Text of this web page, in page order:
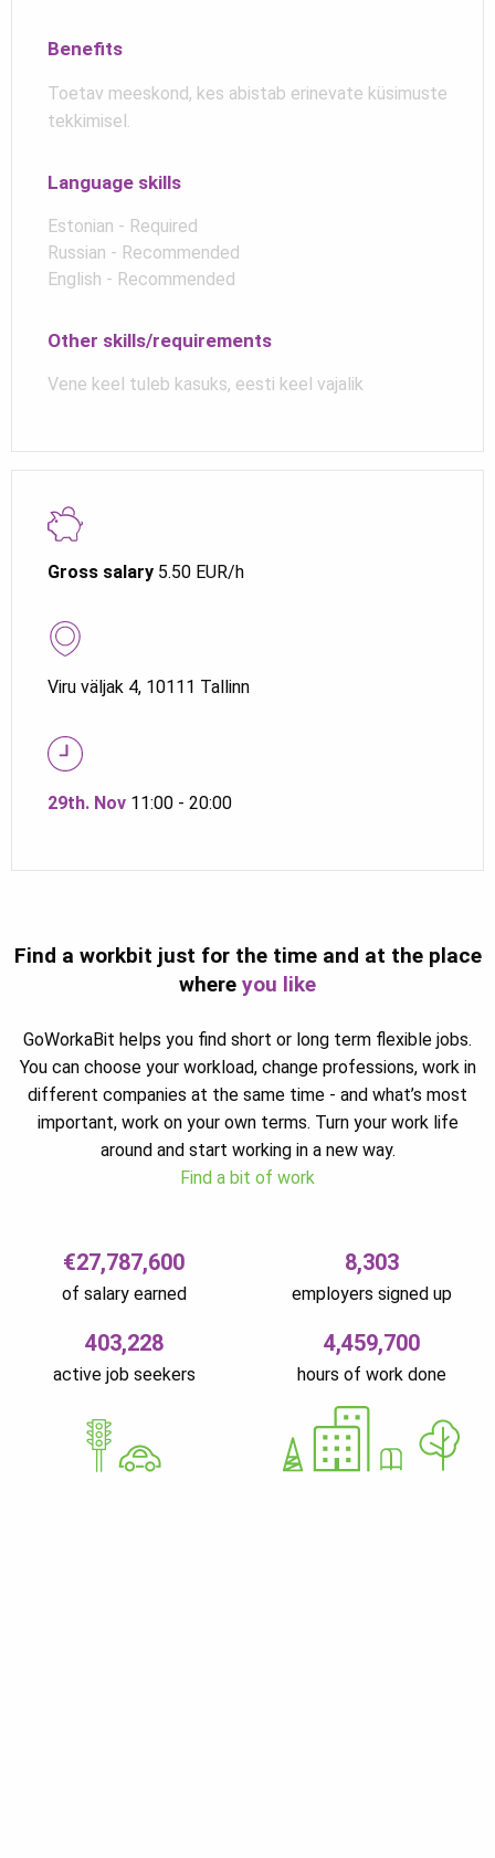
Gross salary 5.50 EUR/h
Viru väljak 4, 10111 Tallinn
29th. Nov 11:00 - 20:00
Benefits
Toetav meeskond, kes abistab erinevate küsimuste
tekkimisel.
Language skills
Estonian - Required
Russian - Recommended
English - Recommended
Other skills/requirements
Vene keel tuleb kasuks, eesti keel vajalik
Find a workbit just for the time and at the place
where you like
GoWorkaBit helps you find short or long term flexible jobs.
You can choose your workload, change professions, work in
different companies at the same time - and what’s most
important, work on your own terms. Turn your work life
around and start working in a new way.
Find a bit of work
€27,787,600
of salary earned
8,303
employers signed up
403,228
active job seekers
4,459,700
hours of work done